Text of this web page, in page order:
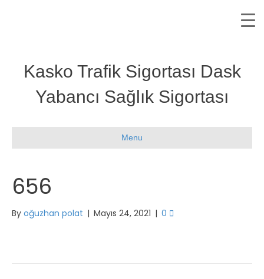
Kasko Trafik Sigortası Dask
Yabancı Sağlık Sigortası
Menu
656
By oğuzhan polat | Mayıs 24, 2021 | 0